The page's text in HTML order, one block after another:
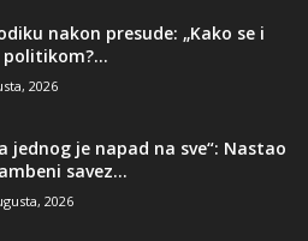
nakon presude: „Kako se i
2026
jednog je napad na sve“: Nastao
savez...
2026